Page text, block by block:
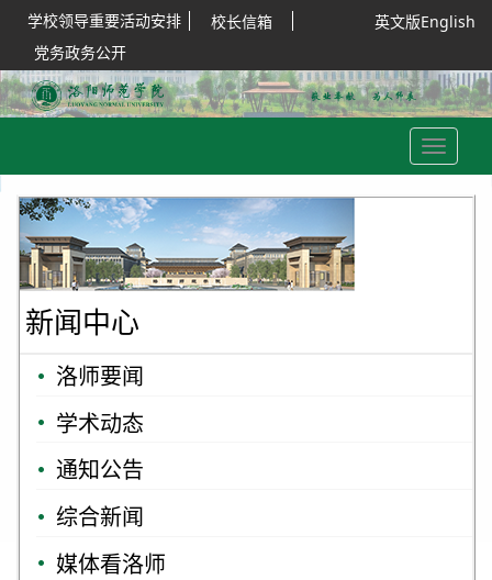
学校领导重要活动安排
校长信箱
党务政务公开
英文版English
Toggle
navigation
新闻中心
洛师要闻
学术动态
通知公告
综合新闻
媒体看洛师